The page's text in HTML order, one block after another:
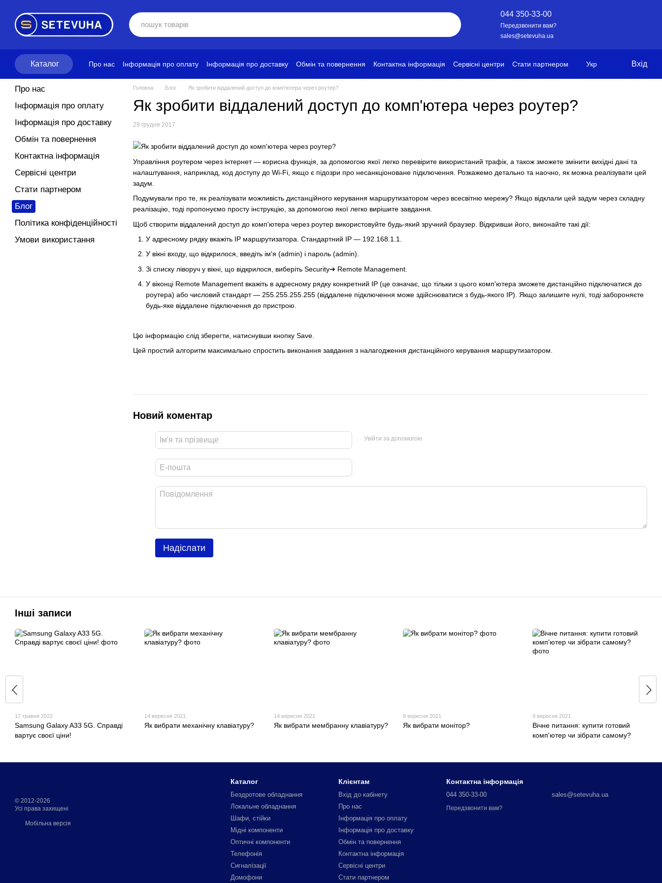
044 350-33-00
Передзвонити вам?
sales@setevuha.ua
Каталог Про нас Інформація про оплату Інформація про доставку Обмін та повернення Контактна інформація Сервісні центри
Стати партнером
Укр Вхід
Головна Блог Як зробити віддалений доступ до комп'ютера через роутер?
Як зробити віддалений доступ до комп'ютера через роутер?
29 грудня 2017
Управління роутером через інтернет — корисна функція, за допомогою якої легко перевірите використаний трафік, а також зможете змінити вихідні дані та
налаштування, наприклад, код доступу до Wi-Fi, якщо є підозри про несанкціоноване підключення. Розкажемо детально та наочно, як можна реалізувати цей
задум.
Подумували про те, як реалізувати можливість дистанційного керування маршрутизатором через всесвітню мережу? Якщо відклали цей задум через складну
реалізацію, тоді пропонуємо просту інструкцію, за допомогою якої легко вирішите завдання.
Щоб створити віддалений доступ до комп'ютера через роутер використовуйте будь-який зручний браузер. Відкривши його, виконайте такі дії:
У адресному рядку вкажіть IP маршрутизатора. Стандартний IP — 192.168.1.1.
У вікні входу, що відкрилося, введіть ім'я (admin) і пароль (admin).
Зі списку ліворуч у вікні, що відкрилося, виберіть Security➔ Remote Management.
У віконці Remote Management вкажіть в адресному рядку конкретний IP (це означає, що тільки з цього комп'ютера зможете дистанційно підключатися до
роутера) або числовий стандарт — 255.255.255.255 (віддалене підключення може здійснюватися з будь-якого IP). Якщо залишите нулі, тоді забороняєте
будь-яке віддалене підключення до пристрою.
Цю інформацію слід зберегти, натиснувши кнопку Save.
Цей простий алгоритм максимально спростить виконання завдання з налагодження дистанційного керування маршрутизатором.
Новий коментар
Увійти за допомогою
Надіслати
Про нас
Інформація про оплату
Інформація про доставку
Обмін та повернення
Контактна інформація
Сервісні центри
Стати партнером
Блог
Політика конфіденційності
Умови використання
Інші записи
17 травня 2022
Samsung Galaxy A33 5G. Справді
вартує своєї ціни!
14 вересня 2021
Як вибрати механічну клавіатуру?
14 вересня 2021
Як вибрати мембранну клавіатуру?
9 вересня 2021
Як вибрати монітор?
9 вересня 2021
Вічне питання: купити готовий
комп'ютер чи зібрати самому?
© 2012-2026
Усі права захищені
Мобільна версія
Каталог
Бездротове обладнання
Локальне обладнання
Шафи, стійки
Мідні компоненти
Оптичні компоненти
Телефонія
Сигналізації
Домофони
Клієнтам
Вхід до кабінету
Про нас
Інформація про оплату
Інформація про доставку
Обмін та повернення
Контактна інформація
Сервісні центри
Стати партнером
Контактна інформація
044 350-33-00
Передзвонити вам?
sales@setevuha.ua